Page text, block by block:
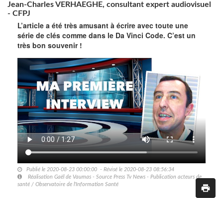
Jean-Charles VERHAEGHE, consultant expert audiovisuel
- CFPJ
L’article a été très amusant à écrire avec toute une
série de clés comme dans le Da Vinci Code. C’est un
très bon souvenir !
Publié le 2020-08-23 00:00:00 - Révisé le 2020-08-23 08:56:34
Réalisation Gaël de Vaumas - Source Press Tv News - Publication acteurs de
santé / Observatoire de l'Information Santé